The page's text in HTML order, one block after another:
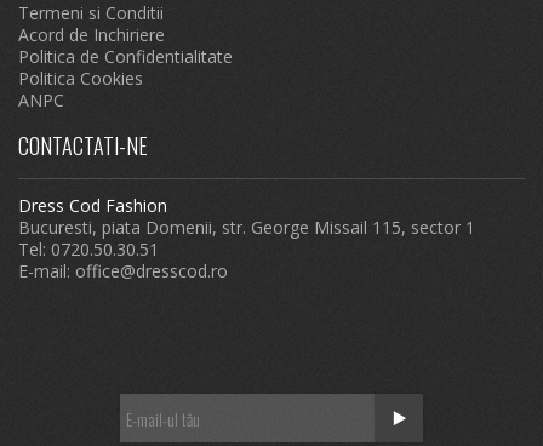
Termeni si Conditii
Acord de Inchiriere
Politica de Confidentialitate
Politica Cookies
ANPC
CONTACTATI-NE
Dress Cod Fashion
Bucuresti, piata Domenii, str. George Missail 115, sector 1
Tel: 0720.50.30.51
E-mail: office@dresscod.ro